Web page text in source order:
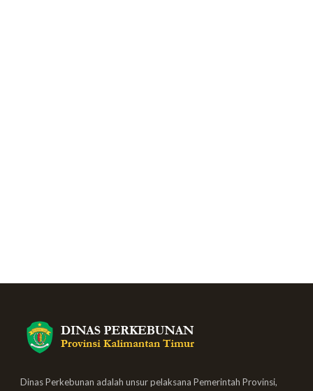
Dinas Perkebunan adalah unsur pelaksana Pemerintah Provinsi,